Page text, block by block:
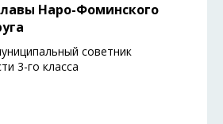
Наро-Фоминского
советник
3-го класса